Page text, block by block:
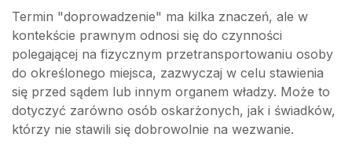
Termin "doprowadzenie" ma kilka znaczeń, ale w
kontekście prawnym odnosi się do czynności
polegającej na fizycznym przetransportowaniu osoby
do określonego miejsca, zazwyczaj w celu stawienia
się przed sądem lub innym organem władzy. Może to
dotyczyć zarówno osób oskarżonych, jak i świadków,
którzy nie stawili się dobrowolnie na wezwanie.